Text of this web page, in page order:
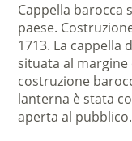
Cappella barocca
paese.
1713. La cappella
situata al margine
costruzione
lanterna è stata
aperta al pubblico.